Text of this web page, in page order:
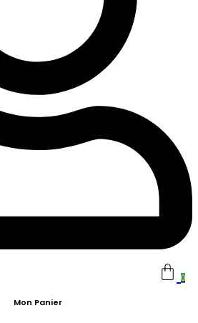
0
Mon Panier